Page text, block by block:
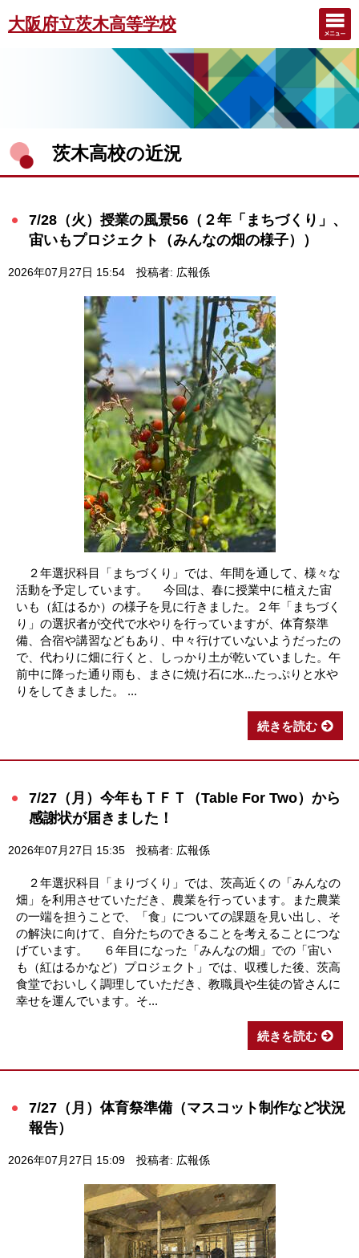
大阪府立茨木高等学校
茨木高校の近況
7/28（火）授業の風景56（２年「まちづくり」、
宙いもプロジェクト（みんなの畑の様子））
2026年07月27日 15:54 投稿者: 広報係
２年選択科目「まちづくり」では、年間を通して、様々な
活動を予定しています。 今回は、春に授業中に植えた宙
いも（紅はるか）の様子を見に行きました。２年「まちづく
り」の選択者が交代で水やりを行っていますが、体育祭準
備、合宿や講習などもあり、中々行けていないようだったの
で、代わりに畑に行くと、しっかり土が乾いていました。午
前中に降った通り雨も、まさに焼け石に水...たっぷりと水や
りをしてきました。 ...
続きを読む
7/27（月）今年もＴＦＴ（Table For Two）から
感謝状が届きました！
2026年07月27日 15:35 投稿者: 広報係
２年選択科目「まりづくり」では、茨高近くの「みんなの
畑」を利用させていただき、農業を行っています。また農業
の一端を担うことで、「食」についての課題を見い出し、そ
の解決に向けて、自分たちのできることを考えることにつな
げています。 ６年目になった「みんなの畑」での「宙い
も（紅はるかなど）プロジェクト」では、収穫した後、茨高
食堂でおいしく調理していただき、教職員や生徒の皆さんに
幸せを運んでいます。そ...
続きを読む
7/27（月）体育祭準備（マスコット制作など状況
報告）
2026年07月27日 15:09 投稿者: 広報係